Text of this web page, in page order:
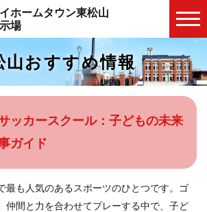
ホームタウン東松山
場
山おすすめ情報
ッカースクール：子どもの未来
ガイド
最も人気のあるスポーツのひとつです。ゴ
仲間と力を合わせてプレーする中で、子ど